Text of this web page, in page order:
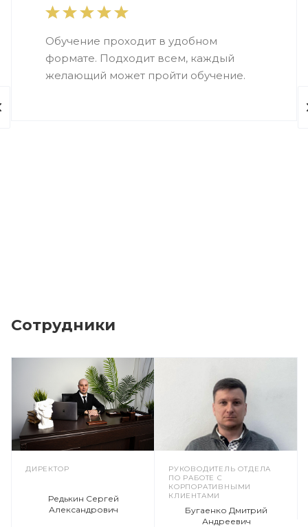
Обучение проходит в удобном
формате. Подходит всем, каждый
желающий может пройти обучение.
Сотрудники
ДИРЕКТОР
Редькин Сергей
Александрович
РУКОВОДИТЕЛЬ ОТДЕЛА
ПО РАБОТЕ С
КОРПОРАТИВНЫМИ
КЛИЕНТАМИ
Бугаенко Дмитрий
Андреевич